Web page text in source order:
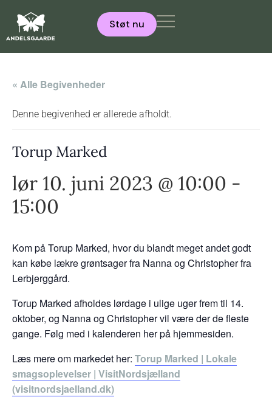
Støt nu
« Alle Begivenheder
Denne begivenhed er allerede afholdt.
Torup Marked
lør 10. juni 2023 @ 10:00 -
15:00
Kom på Torup Marked, hvor du blandt meget andet godt
kan købe lækre grøntsager fra Nanna og Christopher fra
Lerbjerggård.
Torup Marked afholdes lørdage i ulige uger frem til 14.
oktober, og Nanna og Christopher vil være der de fleste
gange. Følg med i kalenderen her på hjemmesiden.
Læs mere om markedet her: Torup Marked | Lokale
smagsoplevelser | VisitNordsjælland
(visitnordsjaelland.dk)